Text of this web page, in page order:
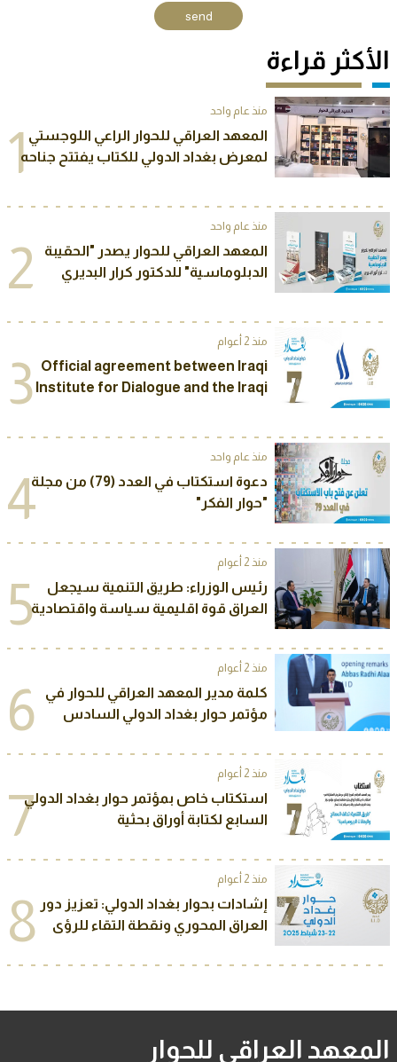
الأكثر قراءة
منذ عام واحد
1المعهد العراقي للحوار الراعي اللوجستي
لمعرض بغداد الدولي للكتاب يفتتح جناحه
منذ عام واحد
2
المعهد العراقي للحوار يصدر "الحقيبة
الدبلوماسية" للدكتور كرار البديري
منذ 2 أعوام
3 Official agreement between Iraqi
Institute for Dialogue and the Iraqi
Conference of “Baghdad Dialogue”
منذ عام واحد
4دعوة استكتاب في العدد (79) من مجلة
"حوار الفكر"
منذ 2 أعوام
5
رئيس الوزراء: طريق التنمية سيجعل
العراق قوة اقليمية سياسة واقتصادية
منذ 2 أعوام
6
كلمة مدير المعهد العراقي للحوار في
مؤتمر حوار بغداد الدولي السادس
منذ 2 أعوام
7استكتاب خاص بمؤتمر حوار بغداد الدولي
السابع لكتابة أوراق بحثية
منذ 2 أعوام
8 إشادات بحوار بغداد الدولي: تعزيز دور
العراق المحوري ونقطة التقاء للرؤى
المعهد العراقي للحوار